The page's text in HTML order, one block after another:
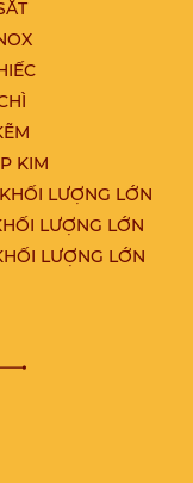
KIM
LƯỢNG LỚN
LƯỢNG LỚN
LƯỢNG LỚN